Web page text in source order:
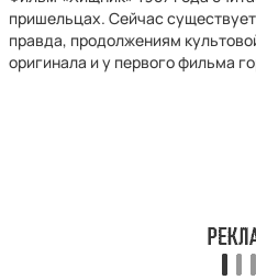
пришельцах. Сейчас
правда, продолжениям
оригинала и у первого фильма